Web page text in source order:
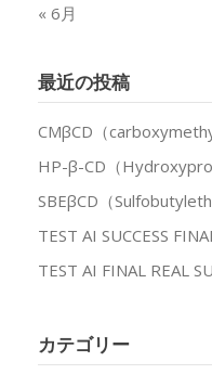
« 6月
最近の投稿
CMβCD（
HP-β-CD（
SBEβCD（
TEST AI SUCCESS
TEST AI FINAL REAL
カテゴリー